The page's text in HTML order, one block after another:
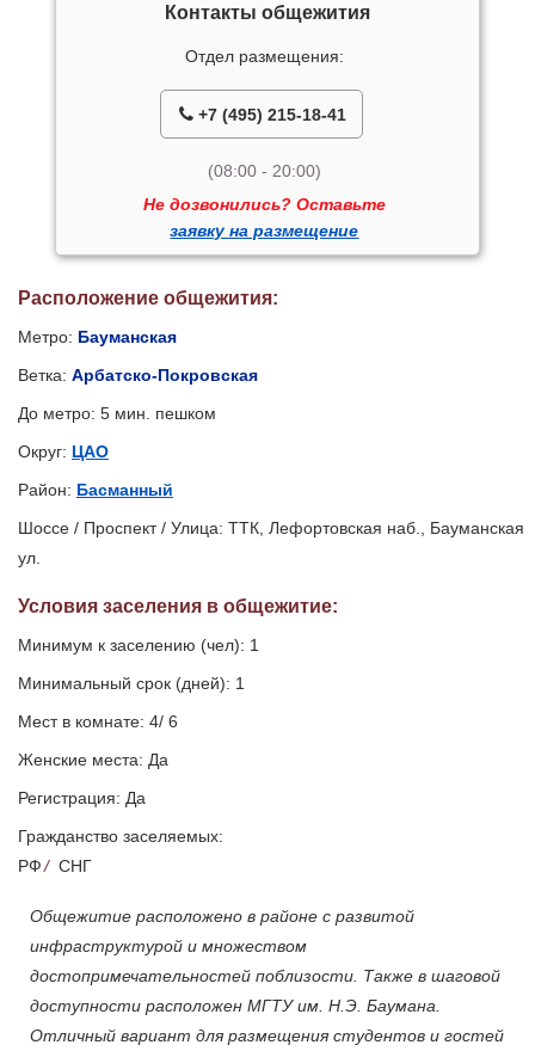
Контакты общежития
Отдел размещения:
+7 (495) 215-18-41
(08:00 - 20:00)
Не дозвонились? Оставьте
заявку на размещение
Расположение общежития:
Метро: Бауманская
Ветка: Арбатско-Покровская
До метро: 5 мин. пешком
Округ: ЦАО
Район: Басманный
Шоссе / Проспект / Улица: ТТК, Лефортовская наб., Бауманская
ул.
Условия заселения в общежитие:
Минимум к заселению (чел): 1
Минимальный срок (дней): 1
Мест в комнате: 4/ 6
Женские места: Да
Регистрация: Да
Гражданство заселяемых:
РФ/ СНГ
Общежитие расположено в районе с развитой
инфраструктурой и множеством
достопримечательностей поблизости. Также в шаговой
доступности расположен МГТУ им. Н.Э. Баумана.
Отличный вариант для размещения студентов и гостей